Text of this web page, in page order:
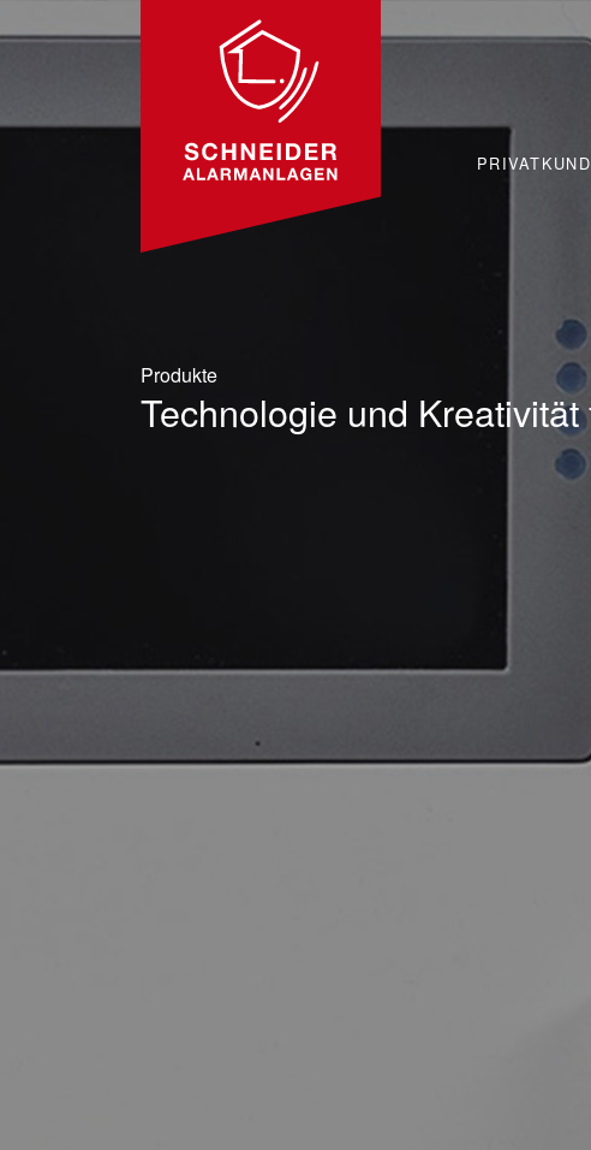
Produkte
Technologie und